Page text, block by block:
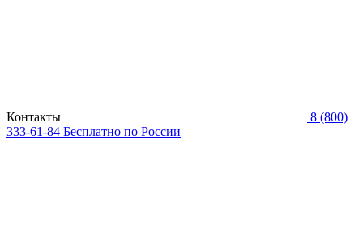
Контакты
8 (800)
333-61-84 Бесплатно по России